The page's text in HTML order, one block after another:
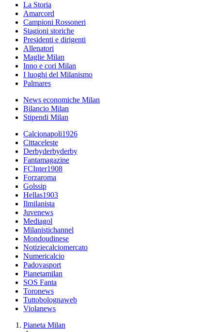
La Storia
Amarcord
Campioni Rossoneri
Stagioni storiche
Presidenti e dirigenti
Allenatori
Maglie Milan
Inno e cori Milan
I luoghi del Milanismo
Palmares
News economiche Milan
Bilancio Milan
Stipendi Milan
Calcionapoli1926
Cittaceleste
Derbyderbyderby
Fantamagazine
FCInter1908
Forzaroma
Golssip
Hellas1903
Ilmilanista
Juvenews
Mediagol
Milanistichannel
Mondoudinese
Notiziecalciomercato
Numericalcio
Padovasport
Pianetamilan
SOS Fanta
Toronews
Tuttobolognaweb
Violanews
Pianeta Milan